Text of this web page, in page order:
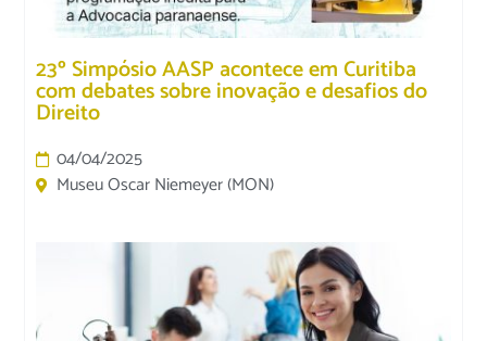
23º Simpósio AASP acontece em Curitiba
com debates sobre inovação e desafios do
Direito
04/04/2025
Museu Oscar Niemeyer (MON)